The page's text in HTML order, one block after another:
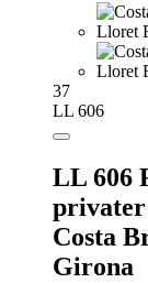
37
LL 606
LL 606
privater
Costa
Girona